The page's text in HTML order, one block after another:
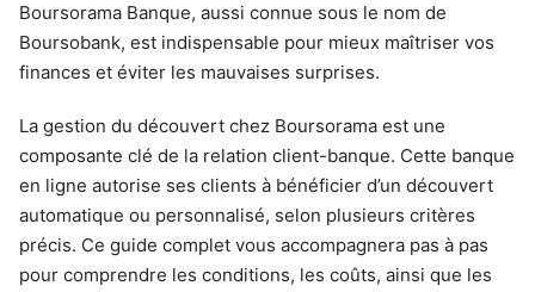
Boursorama Banque, aussi connue sous le nom de
Boursobank, est indispensable pour mieux maîtriser vos
finances et éviter les mauvaises surprises.
La gestion du découvert chez Boursorama est une
composante clé de la relation client-banque. Cette banque
en ligne autorise ses clients à bénéficier d’un découvert
automatique ou personnalisé, selon plusieurs critères
précis. Ce guide complet vous accompagnera pas à pas
pour comprendre les conditions, les coûts, ainsi que les